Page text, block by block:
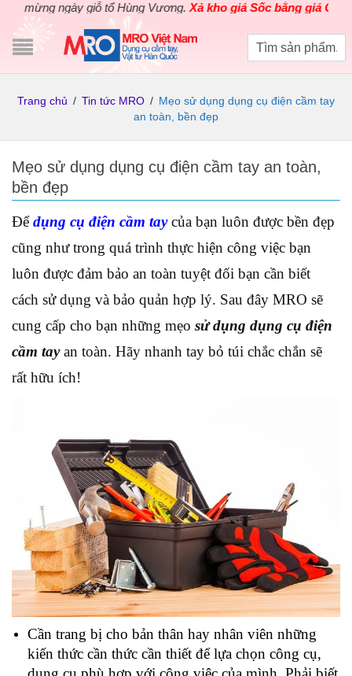
ngày giỗ tổ Hùng Vương.Xả kho giá Sốc bằng giá Gốc cho
Trang chủ / Tin tức MRO / Mẹo sử dụng dụng cụ điện cầm tay
an toàn, bền đẹp
Mẹo sử dụng dụng cụ điện cầm tay an toàn,
bền đẹp
Đểdụng cụ điện cầm taycủa bạn luôn được bền đẹp
cũng như trong quá trình thực hiện công việc bạn
luôn được đảm bảo an toàn tuyệt đối bạn cần biết
cách sử dụng và bảo quản hợp lý. Sau đây MRO sẽ
cung cấp cho bạn những mẹo sử dụng dụng cụ điện
cầm tayan toàn. Hãy nhanh tay bỏ túi chắc chắn sẽ
rất hữu ích!
Cần trang bị cho bản thân hay nhân viên những
kiến thức cần thức cần thiết để lựa chọn công cụ,